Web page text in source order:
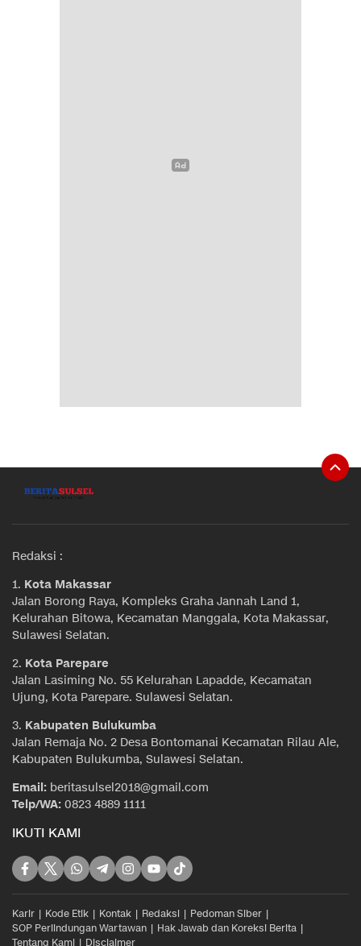
Redaksi :
1. Kota Makassar
Jalan Borong Raya, Kompleks Graha Jannah Land 1,
Kelurahan Bitowa, Kecamatan Manggala, Kota Makassar,
Sulawesi Selatan.
2. Kota Parepare
Jalan Lasiming No. 55 Kelurahan Lapadde, Kecamatan
Ujung, Kota Parepare. Sulawesi Selatan.
3. Kabupaten Bulukumba
Jalan Remaja No. 2 Desa Bontomanai Kecamatan Rilau Ale,
Kabupaten Bulukumba, Sulawesi Selatan.
Email: beritasulsel2018@gmail.com
Telp/WA: 0823 4889 1111
IKUTI KAMI
Karir Kode Etik Kontak Redaksi
Pedoman Siber
SOP Perlindungan Wartawan
Hak Jawab dan Koreksi Berita
Tentang Kami
Disclaimer